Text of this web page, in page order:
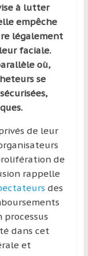
à lutter
empêche
légalement
faciale.
où,
se
de leur
de
rappelle
des
dans cet
et